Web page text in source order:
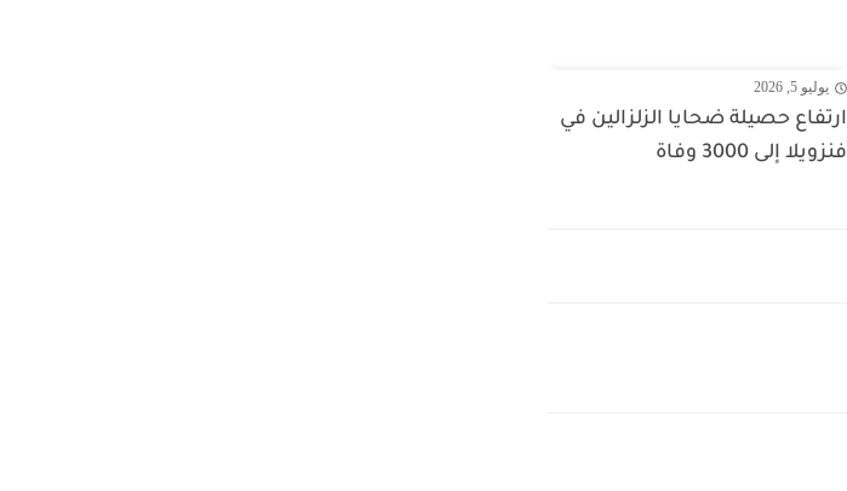
يوليو 5, 2026
ارتفاع حصيلة ضحايا الزلزالين في
فنزويلا إلى 3000 وفاة